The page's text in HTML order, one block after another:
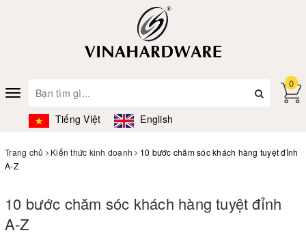
Toggle
navigation
Tiếng Việt English
0
Trang chủ Kiến thức kinh doanh
10 bước chăm sóc khách hàng tuyệt đỉnh
A-Z
10 bước chăm sóc khách hàng tuyệt đỉnh
A-Z